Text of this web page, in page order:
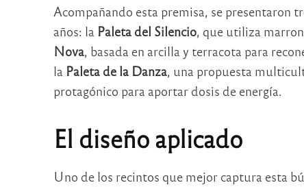
Acompañando esta premisa, se presentaron
años: la Paleta del Silencio, que utiliza
Nova, basada en arcilla y terracota para
la Paleta de la Danza, una propuesta
protagónico para aportar dosis de energía.
El diseño aplicado
Uno de los recintos que mejor captura esta